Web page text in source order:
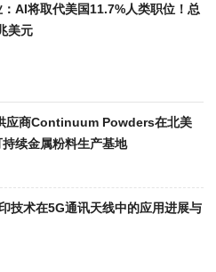
AI将取代美国11.7%人类职位！总
美元
应商Continuum Powders在北美
续金属粉料生产基地
技术在5G通讯天线中的应用进展与